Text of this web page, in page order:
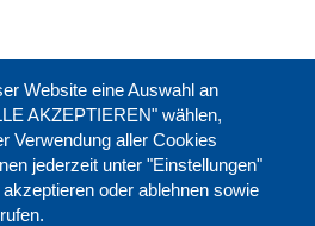
Website eine Auswahl an
AKZEPTIEREN" wählen,
Verwendung aller Cookies
jederzeit unter "Einstellungen"
oder ablehnen sowie